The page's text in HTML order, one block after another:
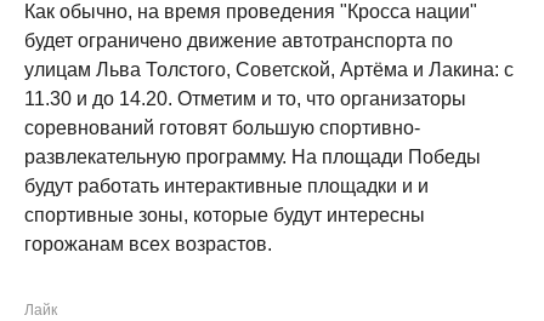
Как обычно, на время проведения "Кросса нации"
будет ограничено движение автотранспорта по
улицам Льва Толстого, Советской, Артёма и Лакина: с
11.30 и до 14.20. Отметим и то, что организаторы
соревнований готовят большую спортивно-
развлекательную программу. На площади Победы
будут работать интерактивные площадки и и
спортивные зоны, которые будут интересны
горожанам всех возрастов.
Лайк